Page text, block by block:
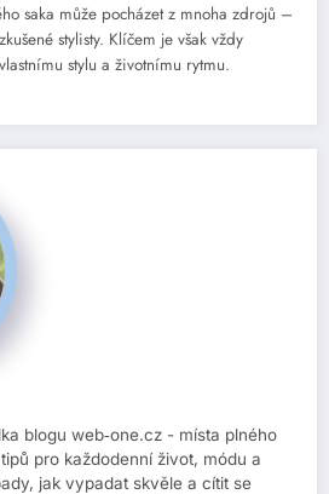
saka může pocházet z mnoha zdrojů –
stylisty. Klíčem je však vždy
stylu a životnímu rytmu.
blogu web‑one.cz - místa plného
pro každodenní život, módu a
jak vypadat skvěle a cítit se